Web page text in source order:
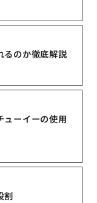
るのか徹底解説
ューイーの使用
割